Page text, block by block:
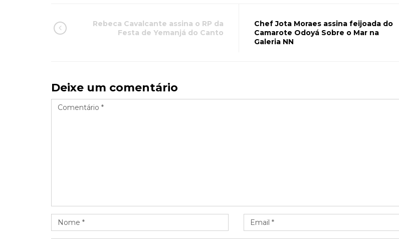
Rebeca Cavalcante assina o RP da
Festa de Yemanjá do Canto
Chef Jota Moraes assina feijoada do
Camarote Odoyá Sobre o Mar na
Galeria NN
Deixe um comentário